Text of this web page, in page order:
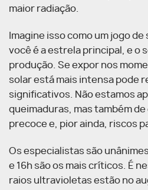
maior radiação.
Imagine isso como um jogo
você é a estrela principal, e o
produção. Se expor nos
solar está mais intensa pode
significativos. Não estamos
queimaduras, mas também
precoce e, pior ainda, riscos
Os especialistas são
e 16h são os mais críticos. É
raios ultravioletas estão no